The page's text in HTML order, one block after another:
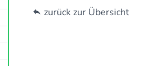
zurück zur Übersicht